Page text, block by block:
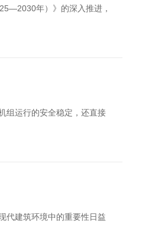
年）》的深入推进，
组运行的安全稳定，还直接
代建筑环境中的重要性日益